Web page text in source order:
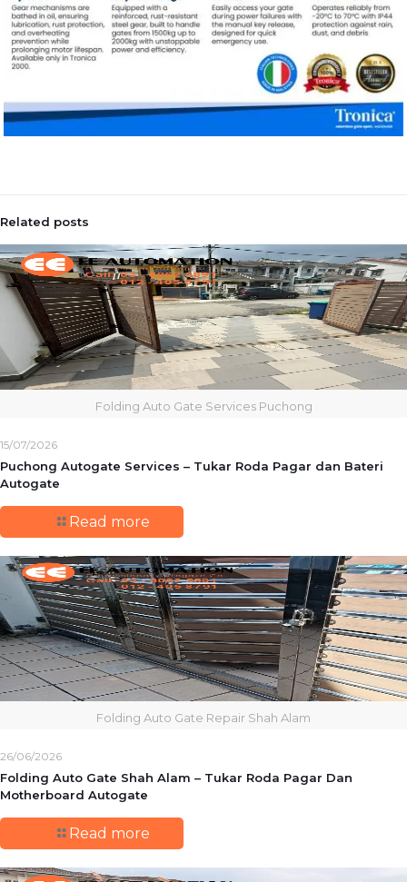
Related posts
Folding Auto Gate Services Puchong
15/07/2026
Puchong Autogate Services – Tukar Roda Pagar dan Bateri
Autogate
Read more
Folding Auto Gate Repair Shah Alam
26/06/2026
Folding Auto Gate Shah Alam – Tukar Roda Pagar Dan
Motherboard Autogate
Read more